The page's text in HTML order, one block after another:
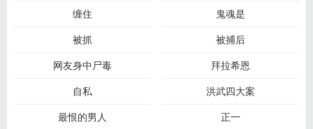
缠住
鬼魂是
被抓
被捕后
网友身中尸毒
拜拉希恩
自私
洪武四大案
最恨的男人
正一